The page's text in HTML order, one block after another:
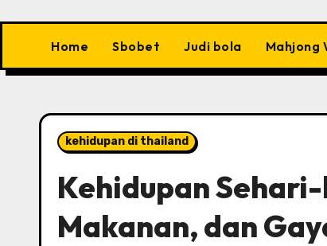
Home Sbobet Judi bola Mahjong
kehidupan di thailand
Kehidupan
Makanan, dan